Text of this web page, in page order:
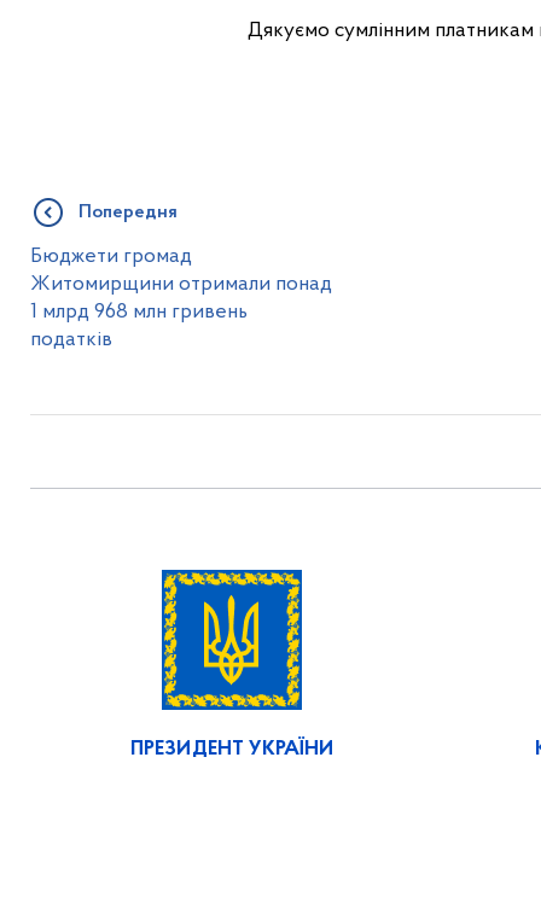
Дякуємо сумлінним платникам
Попередня
Бюджети громад
Житомирщини отримали понад
1 млрд 968 млн гривень
податків
ПРЕЗИДЕНТ УКРАЇНИ